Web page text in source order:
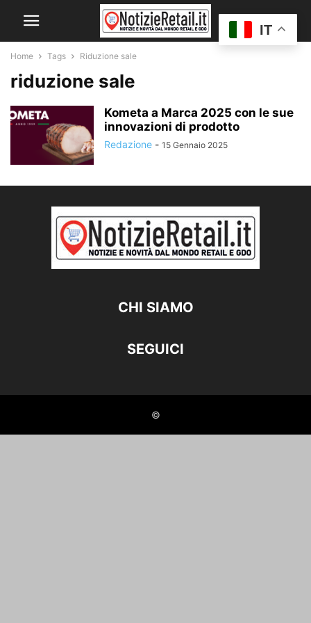
Home Tags Riduzione sale
riduzione sale
Kometa a Marca 2025 con le sue
innovazioni di prodotto
Redazione - 15 Gennaio 2025
CHI SIAMO
SEGUICI
©
IT